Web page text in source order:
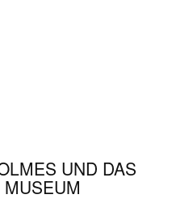
UND DAS